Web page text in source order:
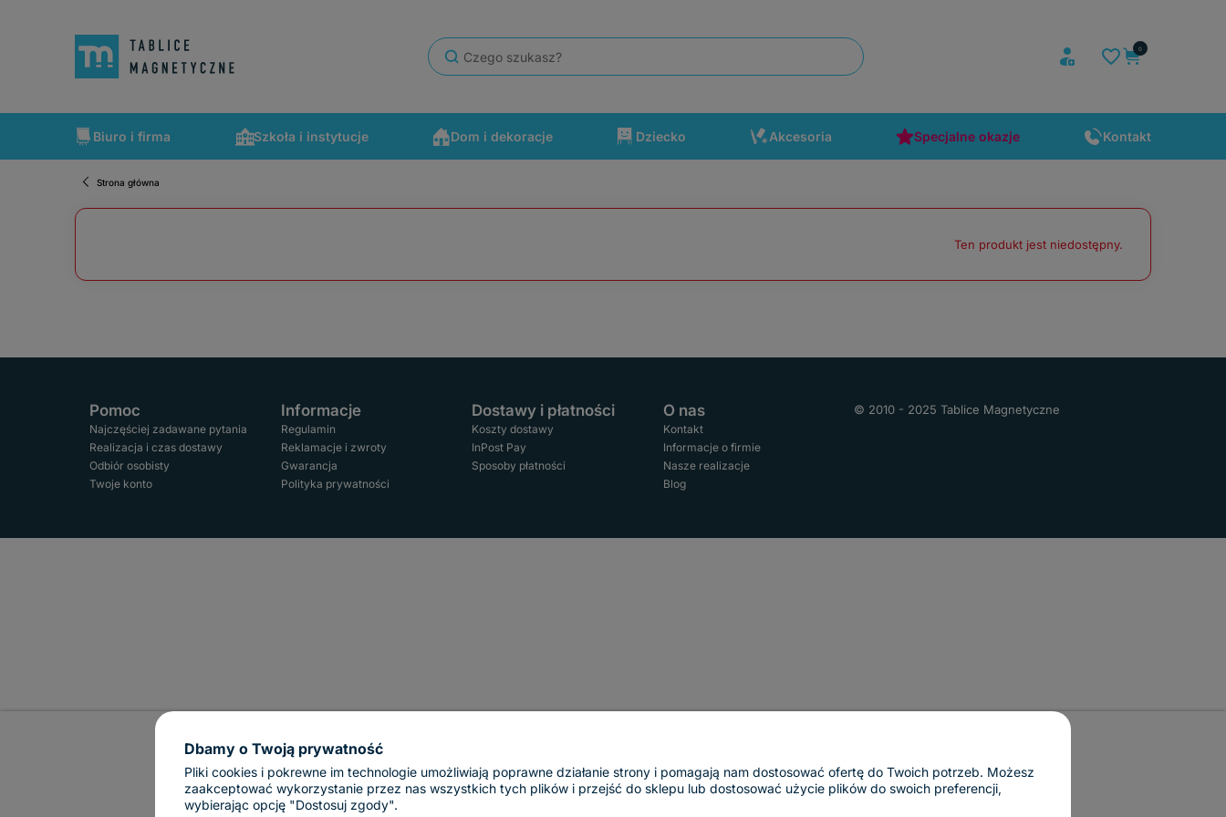
Biuro i firma Szkoła i instytucje Dom i dekoracje Dziecko Akcesoria Specjalne okazje Kontakt
Strona główna
Ten produkt jest niedostępny.
Pomoc
Najczęściej zadawane pytania
Realizacja i czas dostawy
Odbiór osobisty
Twoje konto
Informacje
Regulamin
Reklamacje i zwroty
Gwarancja
Polityka prywatności
Dostawy i płatności
Koszty dostawy
InPost Pay
Sposoby płatności
O nas
Kontakt
Informacje o firmie
Nasze realizacje
Blog
© 2010 - 2025 Tablice Magnetyczne
Dbamy o Twoją prywatność
Pliki cookies i pokrewne im technologie umożliwiają poprawne działanie strony i pomagają nam dostosować ofertę do Twoich potrzeb. Możesz
zaakceptować wykorzystanie przez nas wszystkich tych plików i przejść do sklepu lub dostosować użycie plików do swoich preferencji,
wybierając opcję "Dostosuj zgody".